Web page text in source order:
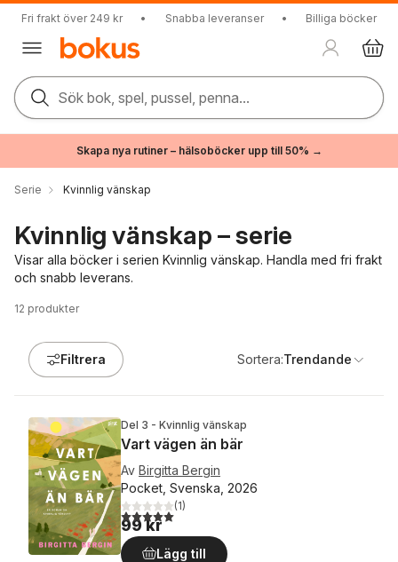
Fri frakt över 249 kr • Snabba leveranser • Billiga böcker
Sök bok, spel, pussel, penna...
Skapa nya rutiner – hälsoböcker upp till 50% →
Serie Kvinnlig vänskap
Kvinnlig vänskap – serie
Visar alla böcker i serien Kvinnlig vänskap. Handla med fri frakt
och snabb leverans.
12 produkter
Filtrera Sortera:Trendande
Del 3 - Kvinnlig vänskap
Vart vägen än bär
Av Birgitta Bergin
Pocket, Svenska, 2026
5,0utav 5 stjärnor. Totalt antal röster:
(1)
99 kr
Lägg till